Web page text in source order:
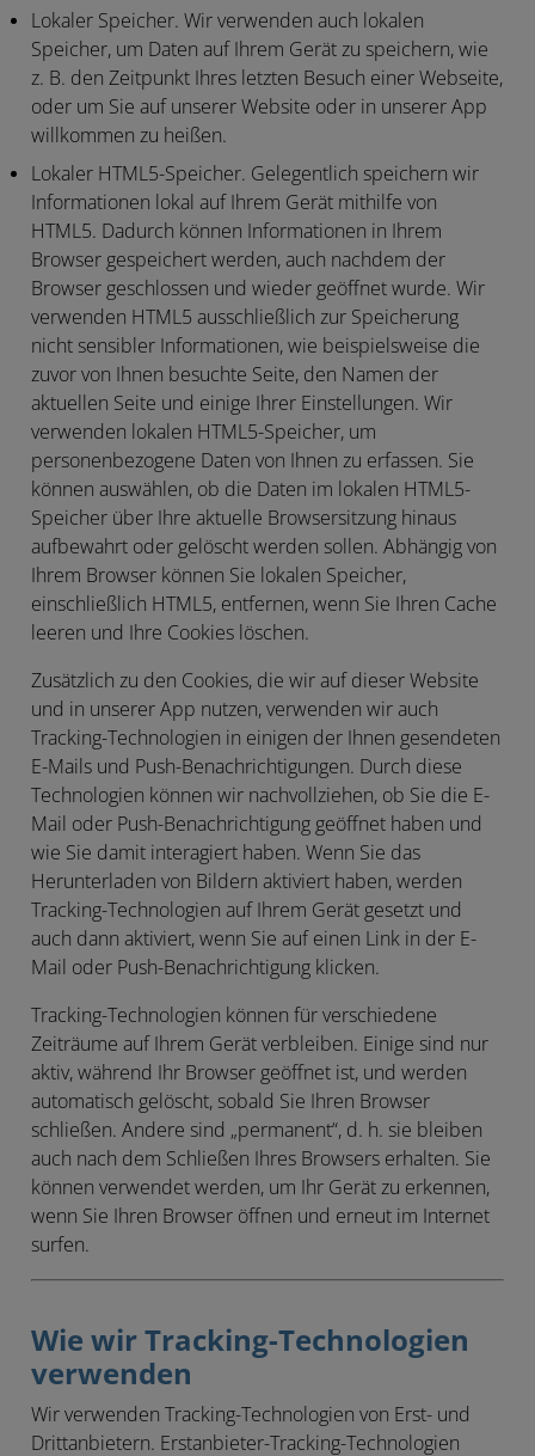
Lokaler Speicher. Wir verwenden auch lokalen
Speicher, um Daten auf Ihrem Gerät zu speichern, wie
z. B. den Zeitpunkt Ihres letzten Besuch einer Webseite,
oder um Sie auf unserer Website oder in unserer App
willkommen zu heißen.
Lokaler HTML5-Speicher. Gelegentlich speichern wir
Informationen lokal auf Ihrem Gerät mithilfe von
HTML5. Dadurch können Informationen in Ihrem
Browser gespeichert werden, auch nachdem der
Browser geschlossen und wieder geöffnet wurde. Wir
verwenden HTML5 ausschließlich zur Speicherung
nicht sensibler Informationen, wie beispielsweise die
zuvor von Ihnen besuchte Seite, den Namen der
aktuellen Seite und einige Ihrer Einstellungen. Wir
verwenden lokalen HTML5-Speicher, um
personenbezogene Daten von Ihnen zu erfassen. Sie
können auswählen, ob die Daten im lokalen HTML5-
Speicher über Ihre aktuelle Browsersitzung hinaus
aufbewahrt oder gelöscht werden sollen. Abhängig von
Ihrem Browser können Sie lokalen Speicher,
einschließlich HTML5, entfernen, wenn Sie Ihren Cache
leeren und Ihre Cookies löschen.
Zusätzlich zu den Cookies, die wir auf dieser Website
und in unserer App nutzen, verwenden wir auch
Tracking-Technologien in einigen der Ihnen gesendeten
E-Mails und Push-Benachrichtigungen. Durch diese
Technologien können wir nachvollziehen, ob Sie die E-
Mail oder Push-Benachrichtigung geöffnet haben und
wie Sie damit interagiert haben. Wenn Sie das
Herunterladen von Bildern aktiviert haben, werden
Tracking-Technologien auf Ihrem Gerät gesetzt und
auch dann aktiviert, wenn Sie auf einen Link in der E-
Mail oder Push-Benachrichtigung klicken.
Tracking-Technologien können für verschiedene
Zeiträume auf Ihrem Gerät verbleiben. Einige sind nur
aktiv, während Ihr Browser geöffnet ist, und werden
automatisch gelöscht, sobald Sie Ihren Browser
schließen. Andere sind „permanent“, d. h. sie bleiben
auch nach dem Schließen Ihres Browsers erhalten. Sie
können verwendet werden, um Ihr Gerät zu erkennen,
wenn Sie Ihren Browser öffnen und erneut im Internet
surfen.
Wie wir Tracking-Technologien
verwenden
Wir verwenden Tracking-Technologien von Erst- und
Drittanbietern. Erstanbieter-Tracking-Technologien